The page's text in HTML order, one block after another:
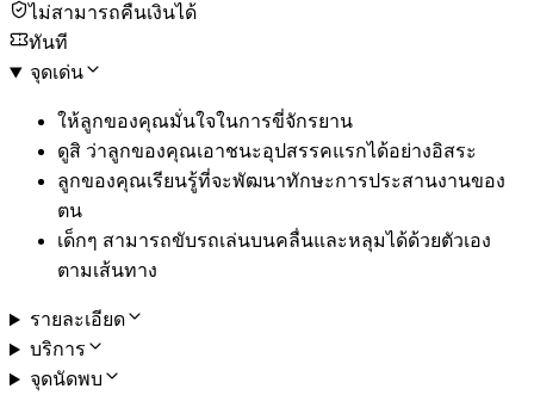
ไม่สามารถคืนเงินได้
ทันที
จุดเด่น
ให้ลูกของคุณมั่นใจในการขี่จักรยาน
ดูสิ ว่าลูกของคุณเอาชนะอุปสรรคแรกได้อย่างอิสระ
ลูกของคุณเรียนรู้ที่จะพัฒนาทักษะการประสานงานของ
ตน
เด็กๆ สามารถขับรถเล่นบนคลื่นและหลุมได้ด้วยตัวเอง
ตามเส้นทาง
รายละเอียด
บริการ
จุดนัดพบ